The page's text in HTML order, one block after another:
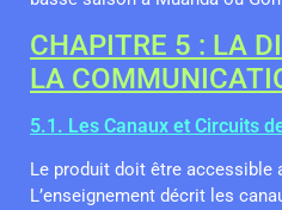
CHAPITRE 5 : LA
LA
5.1. Les Canaux et Circuits
Le produit doit être accessible
L’enseignement décrit les